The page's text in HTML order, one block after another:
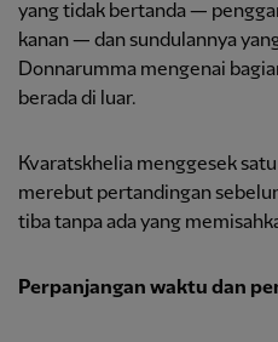
yang tidak bertanda —
kanan — dan sundulannya
Donnarumma mengenai
berada di luar.
Kvaratskhelia menggesek
merebut pertandingan
tiba tanpa ada yang
Perpanjangan waktu dan